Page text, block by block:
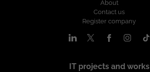
About
Contact us
Register company
IT projects and works